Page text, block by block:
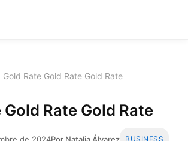
Gold Rate Gold Rate Gold Rate
Gold Rate Gold Rate
de 2024Por Natalia Álvarez BUSINESS